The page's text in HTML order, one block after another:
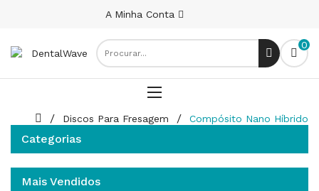
A Minha Conta
0
Discos Para Fresagem Compósito Nano Híbrido
Categorias
Mais Vendidos